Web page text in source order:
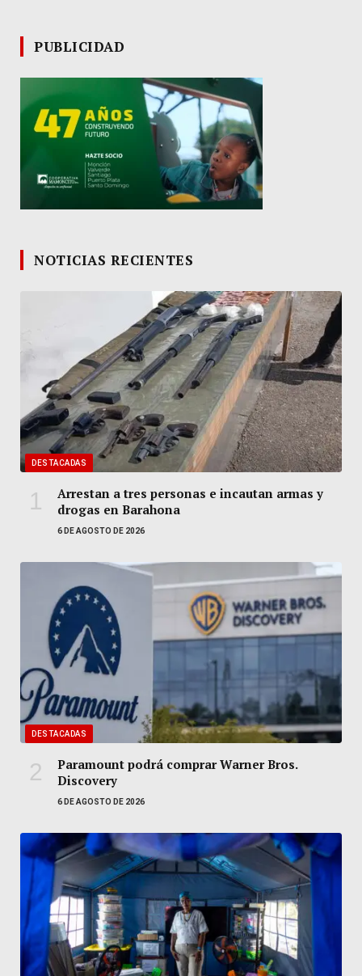
PUBLICIDAD
NOTICIAS RECIENTES
DESTACADAS
Arrestan a tres personas e incautan armas y
drogas en Barahona
6 DE AGOSTO DE 2026
DESTACADAS
Paramount podrá comprar Warner Bros.
Discovery
6 DE AGOSTO DE 2026